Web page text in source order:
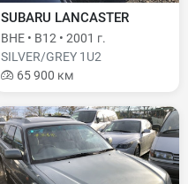
SUBARU LANCASTER
BHE • B12 • 2001 г.
SILVER/GREY 1U2
65 900 км